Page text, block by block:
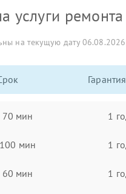
услуги ремонта
на текущую дату 06.08.2026
Гарантия
70 мин 1
100 мин 1
60 мин 1